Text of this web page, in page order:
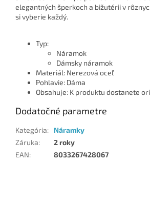
elegantných šperkoch a bižutérii v
si vyberie každý.
Typ:
Náramok
Dámsky náramok
Materiál: Nerezová oceľ
Pohlavie: Dáma
Obsahuje: K produktu dostanete
Dodatočné parametre
Kategória:
Náramky
Záruka:
2 roky
EAN: 8033267428067